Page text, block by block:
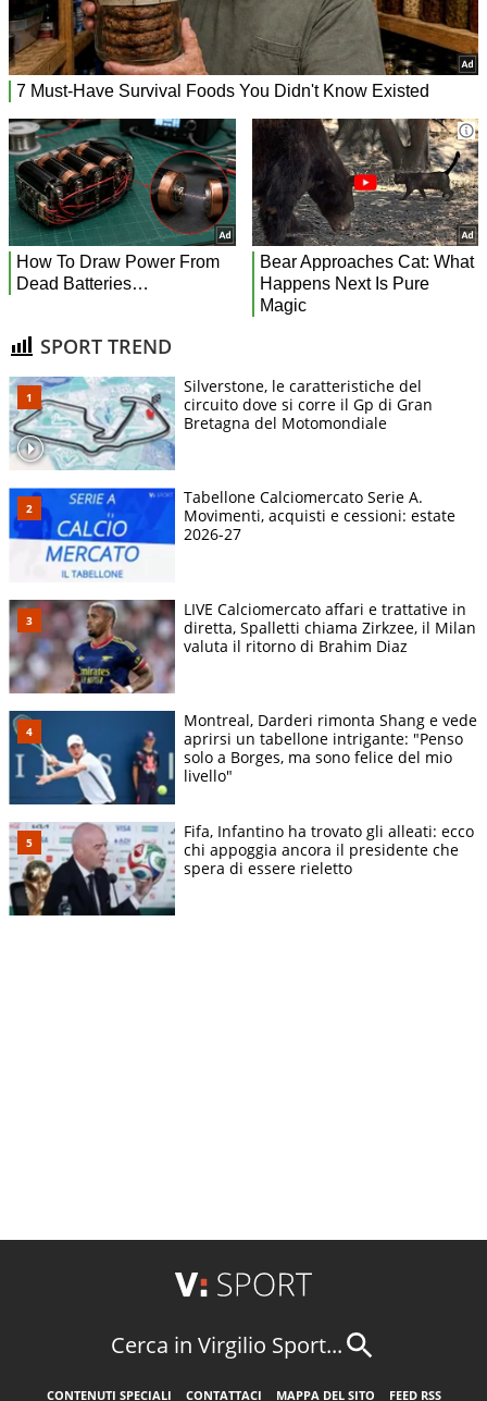
SPORT TREND
Silverstone, le caratteristiche del
circuito dove si corre il Gp di Gran
Bretagna del Motomondiale
Tabellone Calciomercato Serie A.
Movimenti, acquisti e cessioni: estate
2026-27
LIVE Calciomercato affari e trattative in
diretta, Spalletti chiama Zirkzee, il Milan
valuta il ritorno di Brahim Diaz
Montreal, Darderi rimonta Shang e vede
aprirsi un tabellone intrigante: "Penso
solo a Borges, ma sono felice del mio
livello"
Fifa, Infantino ha trovato gli alleati: ecco
chi appoggia ancora il presidente che
spera di essere rieletto
Cerca in Virgilio Sport...
CONTENUTI SPECIALI CONTATTACI MAPPA DEL SITO FEED RSS